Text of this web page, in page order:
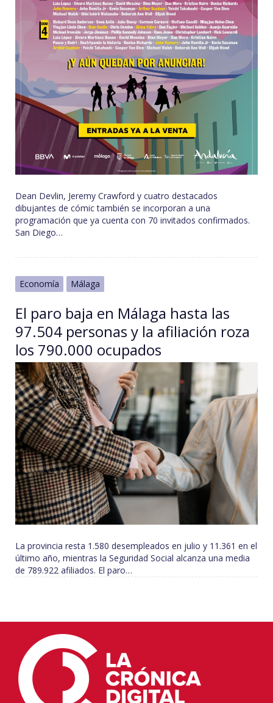
Dean Devlin, Jeremy Crawford y cuatro destacados
dibujantes de cómic también se incorporan a una
programación que ya cuenta con 70 invitados confirmados.
San Diego…
Economía Málaga
El paro baja en Málaga hasta las
97.504 personas y la afiliación roza
los 790.000 ocupados
La provincia resta 1.580 desempleados en julio y 11.361 en el
último año, mientras la Seguridad Social alcanza una media
de 789.922 afiliados. El paro…